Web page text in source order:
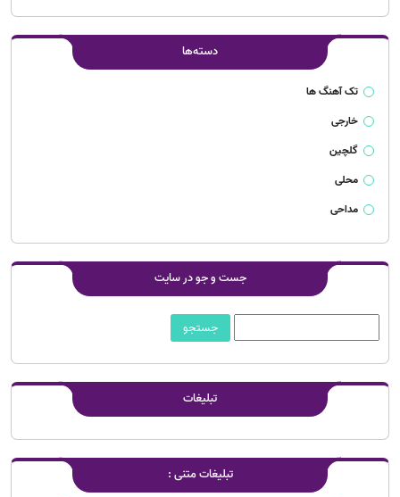
دسته‌ها
تک آهنگ ها
خارجی
گلچین
محلی
مداحی
جست و جو در سایت
تبلیغات
تبلیغات متنی :